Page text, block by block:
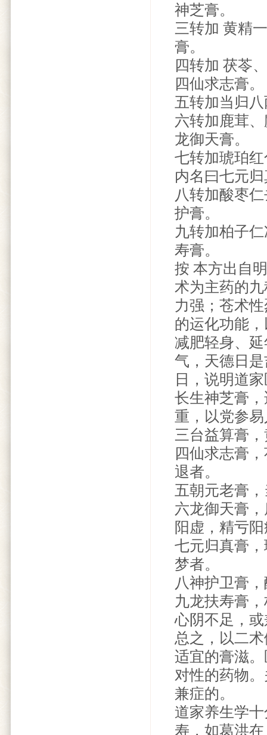
神芝膏。
三转加 黄精
膏。
四转加 茯苓
四仙求志膏。
五转加当归
六转加鹿茸
龙御天膏。
七转加琥珀
内名曰七元
八转加酸枣
护膏。
九转加柏子
寿膏。
按 本方出自
术为主药的
力强；苍术
的运化功能
减肥轻身、
气，天德日
日，说明道
长生神芝膏
重，以党参
三台益算膏
四仙求志膏
退者。
五朝元老膏
六龙御天膏
阳虚，精亏
七元归真膏
梦者。
八神护卫膏
九龙扶寿膏
心阴不足，
总之，以二
适宜的膏滋
对性的药物
兼症的。
道家养生学
寿，如葛洪